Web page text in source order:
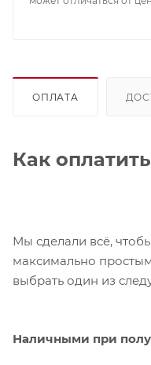
ОПЛАТА
Как
Мы сделали всё,
максимально
выбрать один из
Наличными при